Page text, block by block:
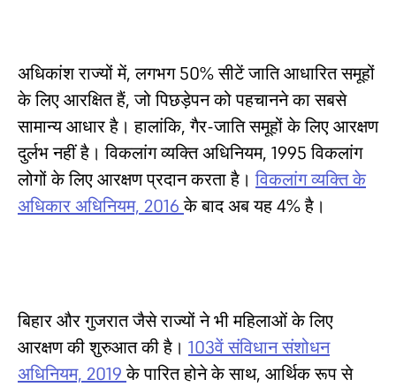
अधिकांश राज्यों में, लगभग 50% सीटें जाति आधारित समूहों
के लिए आरक्षित हैं, जो पिछड़ेपन को पहचानने का सबसे
सामान्य आधार है। हालांकि, गैर-जाति समूहों के लिए आरक्षण
दुर्लभ नहीं है। विकलांग व्यक्ति अधिनियम, 1995 विकलांग
लोगों के लिए आरक्षण प्रदान करता है।विकलांग व्यक्ति के
अधिकार अधिनियम, 2016के बाद अब यह 4% है।
बिहार और गुजरात जैसे राज्यों ने भी महिलाओं के लिए
आरक्षण की शुरुआत की है। 103वें संविधान संशोधन
अधिनियम, 2019के पारित होने के साथ, आर्थिक रूप से